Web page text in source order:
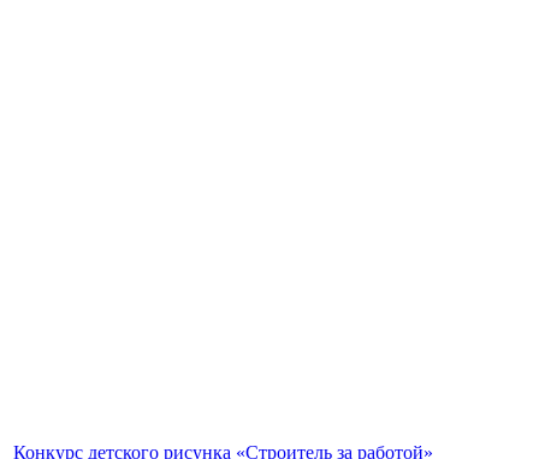
Конкурс детского рисунка «Строитель за работой»